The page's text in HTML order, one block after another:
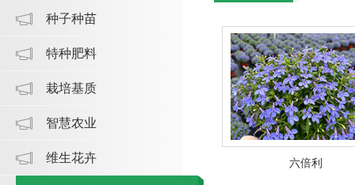
种子种苗
特种肥料
栽培基质
智慧农业
维生花卉 六倍利